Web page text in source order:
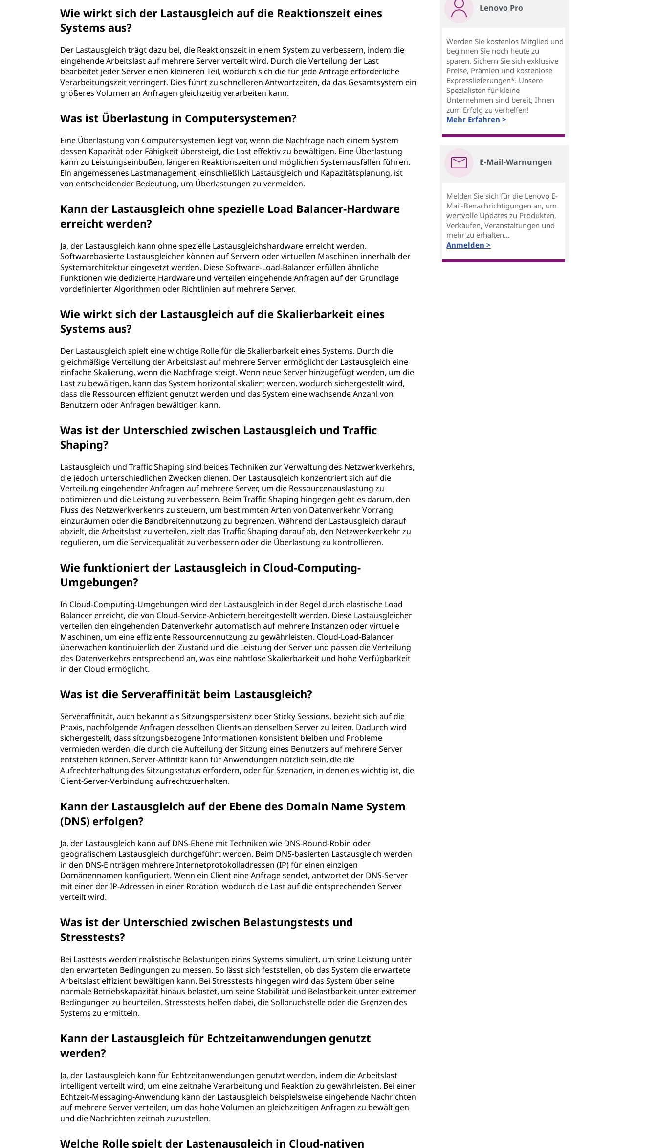
Wie wirkt sich der Lastausgleich auf die Reaktionszeit eines
Systems aus?
Der Lastausgleich trägt dazu bei, die Reaktionszeit in einem System zu verbessern, indem die
eingehende Arbeitslast auf mehrere Server verteilt wird. Durch die Verteilung der Last
bearbeitet jeder Server einen kleineren Teil, wodurch sich die für jede Anfrage erforderliche
Verarbeitungszeit verringert. Dies führt zu schnelleren Antwortzeiten, da das Gesamtsystem ein
größeres Volumen an Anfragen gleichzeitig verarbeiten kann.
Was ist Überlastung in Computersystemen?
Eine Überlastung von Computersystemen liegt vor, wenn die Nachfrage nach einem System
dessen Kapazität oder Fähigkeit übersteigt, die Last effektiv zu bewältigen. Eine Überlastung
kann zu Leistungseinbußen, längeren Reaktionszeiten und möglichen Systemausfällen führen.
Ein angemessenes Lastmanagement, einschließlich Lastausgleich und Kapazitätsplanung, ist
von entscheidender Bedeutung, um Überlastungen zu vermeiden.
Kann der Lastausgleich ohne spezielle Load Balancer-Hardware
erreicht werden?
Ja, der Lastausgleich kann ohne spezielle Lastausgleichshardware erreicht werden.
Softwarebasierte Lastausgleicher können auf Servern oder virtuellen Maschinen innerhalb der
Systemarchitektur eingesetzt werden. Diese Software-Load-Balancer erfüllen ähnliche
Funktionen wie dedizierte Hardware und verteilen eingehende Anfragen auf der Grundlage
vordefinierter Algorithmen oder Richtlinien auf mehrere Server.
Wie wirkt sich der Lastausgleich auf die Skalierbarkeit eines
Systems aus?
Der Lastausgleich spielt eine wichtige Rolle für die Skalierbarkeit eines Systems. Durch die
gleichmäßige Verteilung der Arbeitslast auf mehrere Server ermöglicht der Lastausgleich eine
einfache Skalierung, wenn die Nachfrage steigt. Wenn neue Server hinzugefügt werden, um die
Last zu bewältigen, kann das System horizontal skaliert werden, wodurch sichergestellt wird,
dass die Ressourcen effizient genutzt werden und das System eine wachsende Anzahl von
Benutzern oder Anfragen bewältigen kann.
Was ist der Unterschied zwischen Lastausgleich und Traffic
Shaping?
Lastausgleich und Traffic Shaping sind beides Techniken zur Verwaltung des Netzwerkverkehrs,
die jedoch unterschiedlichen Zwecken dienen. Der Lastausgleich konzentriert sich auf die
Verteilung eingehender Anfragen auf mehrere Server, um die Ressourcenauslastung zu
optimieren und die Leistung zu verbessern. Beim Traffic Shaping hingegen geht es darum, den
Fluss des Netzwerkverkehrs zu steuern, um bestimmten Arten von Datenverkehr Vorrang
einzuräumen oder die Bandbreitennutzung zu begrenzen. Während der Lastausgleich darauf
abzielt, die Arbeitslast zu verteilen, zielt das Traffic Shaping darauf ab, den Netzwerkverkehr zu
regulieren, um die Servicequalität zu verbessern oder die Überlastung zu kontrollieren.
Wie funktioniert der Lastausgleich in Cloud-Computing-
Umgebungen?
In Cloud-Computing-Umgebungen wird der Lastausgleich in der Regel durch elastische Load
Balancer erreicht, die von Cloud-Service-Anbietern bereitgestellt werden. Diese Lastausgleicher
verteilen den eingehenden Datenverkehr automatisch auf mehrere Instanzen oder virtuelle
Maschinen, um eine effiziente Ressourcennutzung zu gewährleisten. Cloud-Load-Balancer
überwachen kontinuierlich den Zustand und die Leistung der Server und passen die Verteilung
des Datenverkehrs entsprechend an, was eine nahtlose Skalierbarkeit und hohe Verfügbarkeit
in der Cloud ermöglicht.
Was ist die Serveraffinität beim Lastausgleich?
Serveraffinität, auch bekannt als Sitzungspersistenz oder Sticky Sessions, bezieht sich auf die
Praxis, nachfolgende Anfragen desselben Clients an denselben Server zu leiten. Dadurch wird
sichergestellt, dass sitzungsbezogene Informationen konsistent bleiben und Probleme
vermieden werden, die durch die Aufteilung der Sitzung eines Benutzers auf mehrere Server
entstehen können. Server-Affinität kann für Anwendungen nützlich sein, die die
Aufrechterhaltung des Sitzungsstatus erfordern, oder für Szenarien, in denen es wichtig ist, die
Client-Server-Verbindung aufrechtzuerhalten.
Kann der Lastausgleich auf der Ebene des Domain Name System
(DNS) erfolgen?
Ja, der Lastausgleich kann auf DNS-Ebene mit Techniken wie DNS-Round-Robin oder
geografischem Lastausgleich durchgeführt werden. Beim DNS-basierten Lastausgleich werden
in den DNS-Einträgen mehrere Internetprotokolladressen (IP) für einen einzigen
Domänennamen konfiguriert. Wenn ein Client eine Anfrage sendet, antwortet der DNS-Server
mit einer der IP-Adressen in einer Rotation, wodurch die Last auf die entsprechenden Server
verteilt wird.
Was ist der Unterschied zwischen Belastungstests und
Stresstests?
Bei Lasttests werden realistische Belastungen eines Systems simuliert, um seine Leistung unter
den erwarteten Bedingungen zu messen. So lässt sich feststellen, ob das System die erwartete
Arbeitslast effizient bewältigen kann. Bei Stresstests hingegen wird das System über seine
normale Betriebskapazität hinaus belastet, um seine Stabilität und Belastbarkeit unter extremen
Bedingungen zu beurteilen. Stresstests helfen dabei, die Sollbruchstelle oder die Grenzen des
Systems zu ermitteln.
Kann der Lastausgleich für Echtzeitanwendungen genutzt
werden?
Ja, der Lastausgleich kann für Echtzeitanwendungen genutzt werden, indem die Arbeitslast
intelligent verteilt wird, um eine zeitnahe Verarbeitung und Reaktion zu gewährleisten. Bei einer
Echtzeit-Messaging-Anwendung kann der Lastausgleich beispielsweise eingehende Nachrichten
auf mehrere Server verteilen, um das hohe Volumen an gleichzeitigen Anfragen zu bewältigen
und die Nachrichten zeitnah zuzustellen.
Welche Rolle spielt der Lastenausgleich in Cloud-nativen
Lenovo Pro
Werden Sie kostenlos Mitglied und
beginnen Sie noch heute zu
sparen. Sichern Sie sich exklusive
Preise, Prämien und kostenlose
Expresslieferungen*. Unsere
Spezialisten für kleine
Unternehmen sind bereit, Ihnen
zum Erfolg zu verhelfen!
Mehr Erfahren >
E-Mail-Warnungen
Melden Sie sich für die Lenovo E-
Mail-Benachrichtigungen an, um
wertvolle Updates zu Produkten,
Verkäufen, Veranstaltungen und
mehr zu erhalten...
Anmelden >